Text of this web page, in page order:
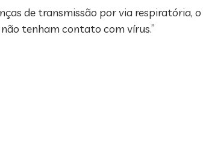
de transmissão por via respiratória,
tenham contato com vírus.”